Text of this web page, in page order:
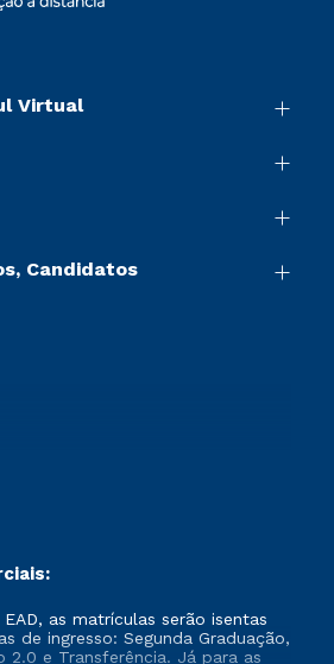
Virtual
- R2
Candidatos
as matrículas serão isentas
de ingresso: Segunda Graduação,
2.0 e Transferência. Já para as